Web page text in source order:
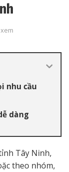
nhu cầu
dàng
Tây Ninh,
theo nhóm,